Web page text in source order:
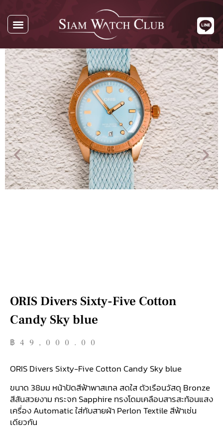
ORIS Divers Sixty-Five Cotton
Candy Sky blue
฿ 49,000.00
ORIS Divers Sixty-Five Cotton Candy Sky blue
ขนาด 38มม หน้าปัดสีฟ้าพาสเทล สดใส ตัวเรือนวัสดุ Bronze
สีสันสวยงาม กระจก Sapphire ทรงโดมเคลือบสารสะท้อนแสง
เครื่อง Automatic ใส่กับสายผ้า Perlon Textile สีฟ้าเช่น
เดียวกัน